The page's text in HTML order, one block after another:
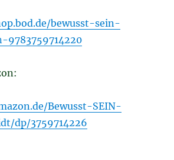
bewusst-sein-
Bewusst-SEIN-
dp/3759714226